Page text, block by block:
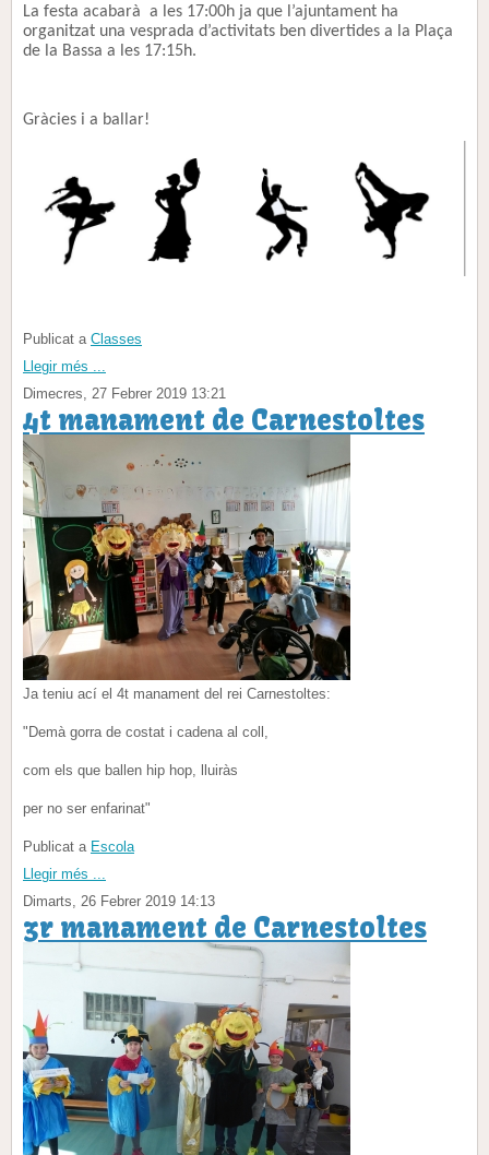
La festa acabarà a les 17:00h ja que l’ajuntament ha
organitzat una vesprada d’activitats ben divertides a la Plaça
de la Bassa a les 17:15h.
Gràcies i a ballar!
Publicat a Classes
Llegir més ...
Dimecres, 27 Febrer 2019 13:21
4t manament de Carnestoltes
Ja teniu ací el 4t manament del rei Carnestoltes:
"Demà gorra de costat i cadena al coll,
com els que ballen hip hop, lluiràs
per no ser enfarinat"
Publicat a Escola
Llegir més ...
Dimarts, 26 Febrer 2019 14:13
3r manament de Carnestoltes